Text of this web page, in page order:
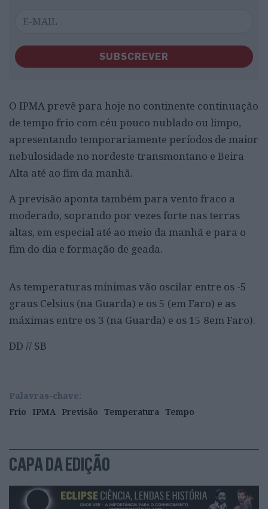
SUBSCREVER
O IPMA prevê para hoje no continente continuação
de tempo frio com céu pouco nublado ou limpo,
apresentando temporariamente períodos de maior
nebulosidade no nordeste transmontano e Beira
Alta até ao fim da manhã.
A previsão aponta também para vento fraco a
moderado, soprando por vezes forte nas terras
altas, em especial até ao meio da manhã e para o
fim do dia e formação de geada.
As temperaturas mínimas vão oscilar entre os -5
graus Celsius (na Guarda) e os 5 (em Faro) e as
máximas entre os 3 (na Guarda) e os 15 8em Faro).
DD // SB
Palavras-chave:
Frio
IPMA Previsão Temperatura Tempo
CAPA DA EDIÇÃO